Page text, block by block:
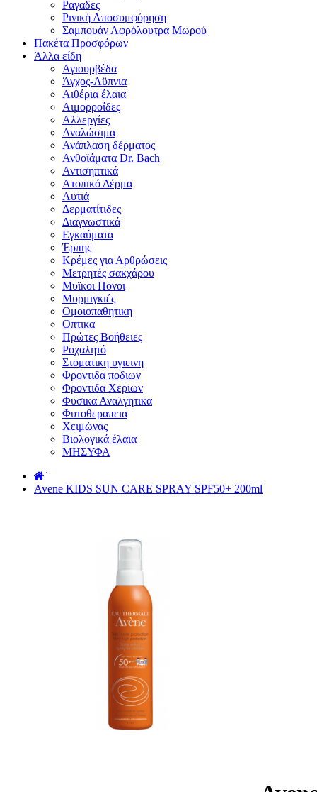
Ραγαδες
Ρινική Αποσυμφόρηση
Σαμπουάν Αφρόλουτρα Μωρού
Πακέτα Προσφόρων
Άλλα είδη
Αγιουρβέδα
Άγχος-Αϋπνια
Αιθέρια έλαια
Αιμορροΐδες
Αλλεργίες
Αναλώσιμα
Ανάπλαση δέρματος
Ανθοϊάματα Dr. Bach
Αντισηπτικά
Ατοπικό Δέρμα
Αυτιά
Δερματίτιδες
Διαγνωστικά
Εγκαύματα
Έρπης
Κρέμες για Αρθρώσεις
Μετρητές σακχάρου
Μυϊκοι Πονοι
Μυρμιγκιές
Ομοιοπαθητικη
Οπτικα
Πρώτες Βοήθειες
Ροχαλητό
Στοματικη υγιεινη
Φροντιδα ποδιων
Φροντιδα Χεριων
Φυσικα Αναλγητικα
Φυτοθεραπεια
Χειμώνας
Βιολογικά έλαια
ΜΗΣΥΦΑ
˙
Avene KIDS SUN CARE SPRAY SPF50+ 200ml